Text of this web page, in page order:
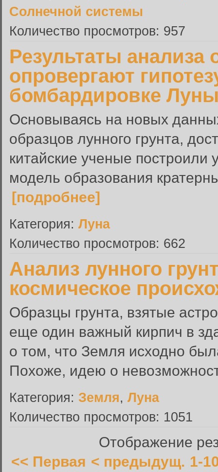
Солнечной системы
Количество просмотров: 957
Результаты анализа
опровергают
бомбардировке
Основываясь на новых
образцов лунного грунта,
китайские ученые построили
модель образования
[подробнее]
Категория: Луна
Количество просмотров: 662
Анализ лунного
космическое
Образцы грунта, взятые
еще один важный кирпич в
о том, что Земля исходно
Похоже, идею о
Категория: Земля, Луна
Количество просмотров: 1051
Отображение
<< Первая < предыдущ. 1-